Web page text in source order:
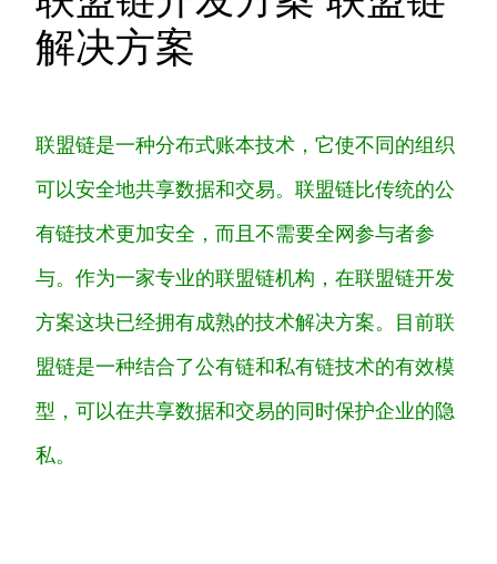
解决方案
联盟链是一种分布式账本技术，它使不同的组织
可以安全地共享数据和交易。联盟链比传统的公
有链技术更加安全，而且不需要全网参与者参
与。 作为一家专业的联盟链机构，在联盟链开发
方案这块已经拥有成熟的技术解决方案。 目前联
盟链是一种结合了公有链和私有链技术的有效模
型，可以在共享数据和交易的同时保护企业的隐
私。